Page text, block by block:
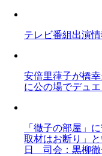
テレビ番組出演情
安倍里葎子が橋
に公の場でデュエ
「徹子の部屋」
取材はお断り」
日 司会：黒柳徹